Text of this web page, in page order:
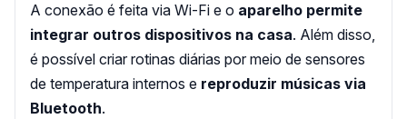
A conexão é feita via Wi-Fi e o aparelho permite
integrar outros dispositivos na casa. Além disso,
é possível criar rotinas diárias por meio de sensores
de temperatura internos e reproduzir músicas via
Bluetooth.